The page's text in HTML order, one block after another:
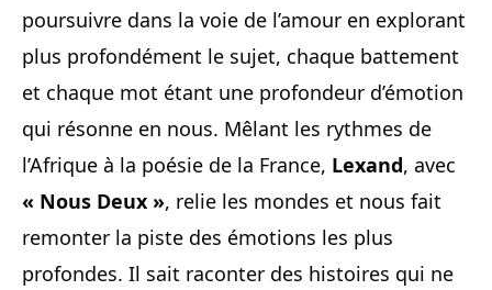
poursuivre dans la voie de l’amour en explorant
plus profondément le sujet, chaque battement
et chaque mot étant une profondeur d’émotion
qui résonne en nous. Mêlant les rythmes de
l’Afrique à la poésie de la France, Lexand, avec
« Nous Deux », relie les mondes et nous fait
remonter la piste des émotions les plus
profondes. Il sait raconter des histoires qui ne